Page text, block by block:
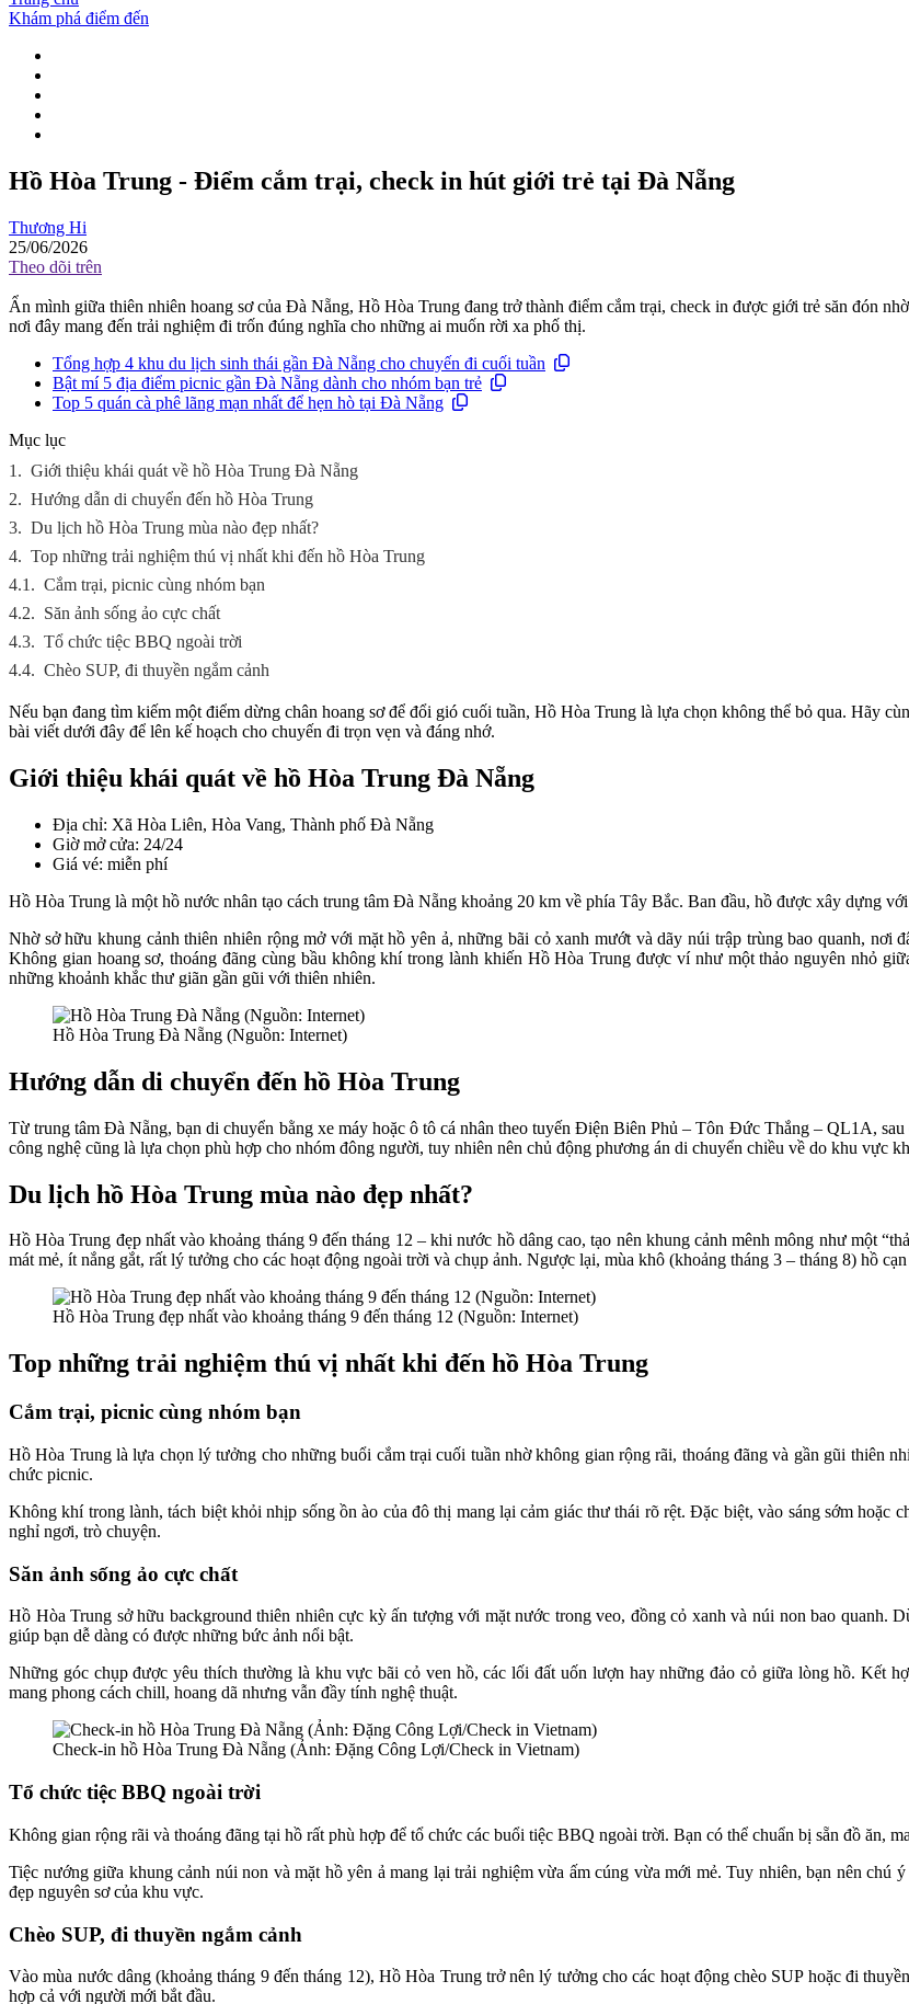
Khám phá điểm đến
Hồ Hòa Trung - Điểm cắm trại, check in hút giới trẻ tại Đà Nẵng
Thương Hi
25/06/2026
Theo dõi trên
Ẩn mình giữa thiên nhiên hoang sơ của Đà Nẵng, Hồ Hòa Trung đang trở thành điểm cắm trại, check in được giới trẻ săn đón
nơi đây mang đến trải nghiệm đi trốn đúng nghĩa cho những ai muốn rời xa phố thị.
Tổng hợp 4 khu du lịch sinh thái gần Đà Nẵng cho chuyến đi cuối tuần
Bật mí 5 địa điểm picnic gần Đà Nẵng dành cho nhóm bạn trẻ
Top 5 quán cà phê lãng mạn nhất để hẹn hò tại Đà Nẵng
Mục lục
1. Giới thiệu khái quát về hồ Hòa Trung Đà Nẵng
2. Hướng dẫn di chuyển đến hồ Hòa Trung
3. Du lịch hồ Hòa Trung mùa nào đẹp nhất?
4. Top những trải nghiệm thú vị nhất khi đến hồ Hòa Trung
4.1. Cắm trại, picnic cùng nhóm bạn
4.2. Săn ảnh sống ảo cực chất
4.3. Tổ chức tiệc BBQ ngoài trời
4.4. Chèo SUP, đi thuyền ngắm cảnh
Nếu bạn đang tìm kiếm một điểm dừng chân hoang sơ để đổi gió cuối tuần, Hồ Hòa Trung là lựa chọn không thể bỏ qua. Hãy
bài viết dưới đây để lên kế hoạch cho chuyến đi trọn vẹn và đáng nhớ.
Giới thiệu khái quát về hồ Hòa Trung Đà Nẵng
Địa chỉ: Xã Hòa Liên, Hòa Vang, Thành phố Đà Nẵng
Giờ mở cửa: 24/24
Giá vé: miễn phí
Hồ Hòa Trung là một hồ nước nhân tạo cách trung tâm Đà Nẵng khoảng 20 km về phía Tây Bắc. Ban đầu, hồ được xây dựng
Nhờ sở hữu khung cảnh thiên nhiên rộng mở với mặt hồ yên ả, những bãi cỏ xanh mướt và dãy núi trập trùng bao quanh, nơi
Không gian hoang sơ, thoáng đãng cùng bầu không khí trong lành khiến Hồ Hòa Trung được ví như một thảo nguyên nhỏ
những khoảnh khắc thư giãn gần gũi với thiên nhiên.
Hồ Hòa Trung Đà Nẵng (Nguồn: Internet)
Hướng dẫn di chuyển đến hồ Hòa Trung
Từ trung tâm Đà Nẵng, bạn di chuyển bằng xe máy hoặc ô tô cá nhân theo tuyến Điện Biên Phủ – Tôn Đức Thắng – QL1A,
công nghệ cũng là lựa chọn phù hợp cho nhóm đông người, tuy nhiên nên chủ động phương án di chuyển chiều về do khu vực
Du lịch hồ Hòa Trung mùa nào đẹp nhất?
Hồ Hòa Trung đẹp nhất vào khoảng tháng 9 đến tháng 12 – khi nước hồ dâng cao, tạo nên khung cảnh mênh mông như một
mát mẻ, ít nắng gắt, rất lý tưởng cho các hoạt động ngoài trời và chụp ảnh. Ngược lại, mùa khô (khoảng tháng 3 – tháng 8) hồ
Hồ Hòa Trung đẹp nhất vào khoảng tháng 9 đến tháng 12 (Nguồn: Internet)
Top những trải nghiệm thú vị nhất khi đến hồ Hòa Trung
Cắm trại, picnic cùng nhóm bạn
Hồ Hòa Trung là lựa chọn lý tưởng cho những buổi cắm trại cuối tuần nhờ không gian rộng rãi, thoáng đãng và gần gũi thiên
chức picnic.
Không khí trong lành, tách biệt khỏi nhịp sống ồn ào của đô thị mang lại cảm giác thư thái rõ rệt. Đặc biệt, vào sáng sớm hoặc
nghỉ ngơi, trò chuyện.
Săn ảnh sống ảo cực chất
Hồ Hòa Trung sở hữu background thiên nhiên cực kỳ ấn tượng với mặt nước trong veo, đồng cỏ xanh và núi non bao quanh.
giúp bạn dễ dàng có được những bức ảnh nổi bật.
Những góc chụp được yêu thích thường là khu vực bãi cỏ ven hồ, các lối đất uốn lượn hay những đảo cỏ giữa lòng hồ. Kết
mang phong cách chill, hoang dã nhưng vẫn đầy tính nghệ thuật.
Check-in hồ Hòa Trung Đà Nẵng (Ảnh: Đặng Công Lợi/Check in Vietnam)
Tổ chức tiệc BBQ ngoài trời
Không gian rộng rãi và thoáng đãng tại hồ rất phù hợp để tổ chức các buổi tiệc BBQ ngoài trời. Bạn có thể chuẩn bị sẵn đồ ăn,
Tiệc nướng giữa khung cảnh núi non và mặt hồ yên ả mang lại trải nghiệm vừa ấm cúng vừa mới mẻ. Tuy nhiên, bạn nên chú
đẹp nguyên sơ của khu vực.
Chèo SUP, đi thuyền ngắm cảnh
Vào mùa nước dâng (khoảng tháng 9 đến tháng 12), Hồ Hòa Trung trở nên lý tưởng cho các hoạt động chèo SUP hoặc đi
hợp cả với người mới bắt đầu.